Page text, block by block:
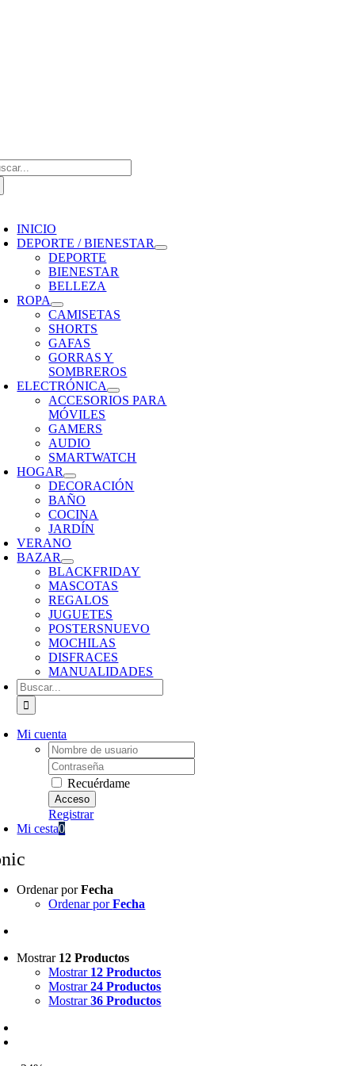
INICIO
DEPORTE / BIENESTAR
DEPORTE
BIENESTAR
BELLEZA
ROPA
CAMISETAS
SHORTS
GAFAS
GORRAS Y
SOMBREROS
ELECTRÓNICA
ACCESORIOS PARA
MÓVILES
GAMERS
AUDIO
SMARTWATCH
HOGAR
DECORACIÓN
BAÑO
COCINA
JARDÍN
VERANO
BAZAR
BLACKFRIDAY
MASCOTAS
REGALOS
JUGUETES
POSTERSNUEVO
MOCHILAS
DISFRACES
MANUALIDADES
Buscar:
Mi cuenta
Username:
Password:
Recuérdame
Registrar
Mi cesta0
Ordenar porFecha
Ordenar porFecha
Mostrar 12 Productos
Mostrar 12 Productos
Mostrar24 Productos
Mostrar36 Productos